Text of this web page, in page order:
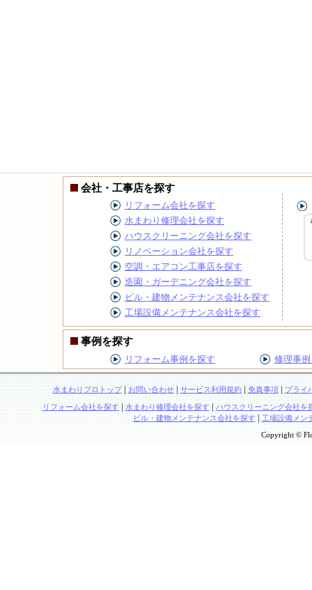
会社・工事店を探す
リフォーム会社を探す
水まわり修理会社を探す
ハウスクリーニング会社を探す
リノベーション会社を探す
空調・エアコン工事店を探す
造園・ガーデニング会社を探す
ビル・建物メンテナンス会社を探す
工場設備メンテナンス会社を探す
事例を探す
リフォーム事例を探す 修理事
水まわりプロトップ| お問い合わせ| サービス利用規約| 免責事項| プライ
リフォーム会社を探す | 水まわり修理会社を探す | ハウスクリーニング会社を
ビル・建物メンテナンス会社を探す| 工場設備メン
Copyright ©